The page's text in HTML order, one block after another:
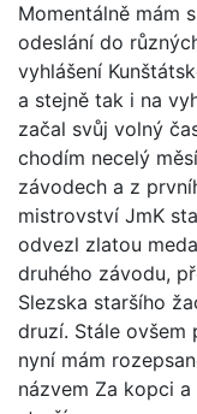
Momentálně mám
odeslání do
vyhlášení
a stejně tak i na
začal svůj volný
chodím necelý
závodech a z
mistrovství JmK
odvezl zlatou
druhého závodu,
Slezska staršího
druzí. Stále ovšem
nyní mám
názvem Za kopci